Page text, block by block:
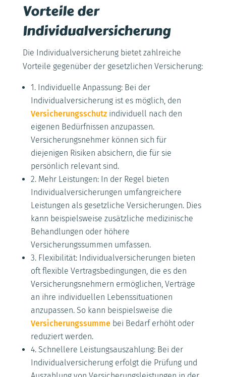
Vorteile der
Individualversicherung
Die Individualversicherung bietet zahlreiche
Vorteile gegenüber der gesetzlichen Versicherung:
1. Individuelle Anpassung: Bei der
Individualversicherung ist es möglich, den
Versicherungsschutzindividuell nach den
eigenen Bedürfnissen anzupassen.
Versicherungsnehmer können sich für
diejenigen Risiken absichern, die für sie
persönlich relevant sind.
2. Mehr Leistungen: In der Regel bieten
Individualversicherungen umfangreichere
Leistungen als gesetzliche Versicherungen. Dies
kann beispielsweise zusätzliche medizinische
Behandlungen oder höhere
Versicherungssummen umfassen.
3. Flexibilität: Individualversicherungen bieten
oft flexible Vertragsbedingungen, die es den
Versicherungsnehmern ermöglichen, Verträge
an ihre individuellen Lebenssituationen
anzupassen. So kann beispielsweise die
Versicherungssummebei Bedarf erhöht oder
reduziert werden.
4. Schnellere Leistungsauszahlung: Bei der
Individualversicherung erfolgt die Prüfung und